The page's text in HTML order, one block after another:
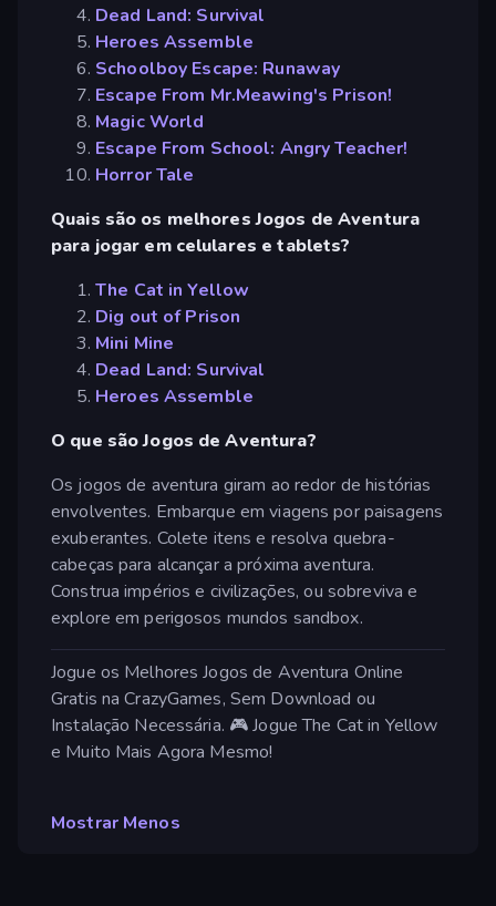
Dead Land: Survival
Heroes Assemble
Schoolboy Escape: Runaway
Escape From Mr.Meawing's Prison!
Magic World
Escape From School: Angry Teacher!
Horror Tale
Quais são os melhores Jogos de Aventura
para jogar em celulares e tablets?
The Cat in Yellow
Dig out of Prison
Mini Mine
Dead Land: Survival
Heroes Assemble
O que são Jogos de Aventura?
Os jogos de aventura giram ao redor de histórias
envolventes. Embarque em viagens por paisagens
exuberantes. Colete itens e resolva quebra-
cabeças para alcançar a próxima aventura.
Construa impérios e civilizações, ou sobreviva e
explore em perigosos mundos sandbox.
Jogue os Melhores Jogos de Aventura Online
Gratis na CrazyGames, Sem Download ou
Instalação Necessária. 🎮 Jogue The Cat in Yellow
e Muito Mais Agora Mesmo!
Mostrar Menos